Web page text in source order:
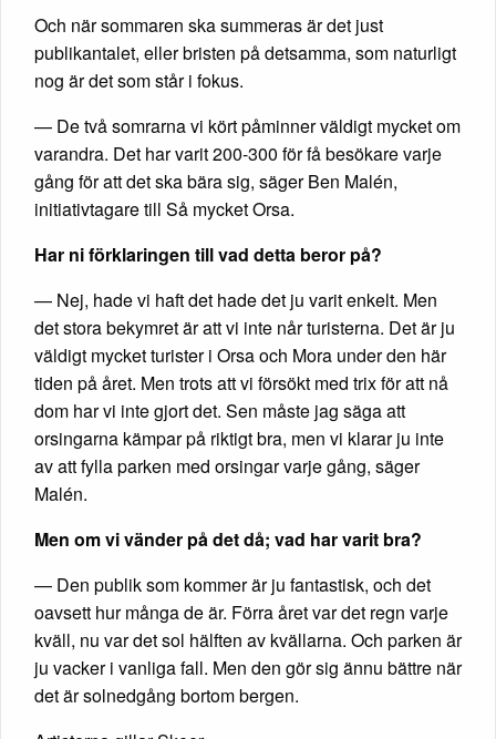
Och när sommaren ska summeras är det just
publikantalet, eller bristen på detsamma, som naturligt
nog är det som står i fokus.
— De två somrarna vi kört påminner väldigt mycket om
varandra. Det har varit 200-300 för få besökare varje
gång för att det ska bära sig, säger Ben Malén,
initiativtagare till Så mycket Orsa.
Har ni förklaringen till vad detta beror på?
— Nej, hade vi haft det hade det ju varit enkelt. Men
det stora bekymret är att vi inte når turisterna. Det är ju
väldigt mycket turister i Orsa och Mora under den här
tiden på året. Men trots att vi försökt med trix för att nå
dom har vi inte gjort det. Sen måste jag säga att
orsingarna kämpar på riktigt bra, men vi klarar ju inte
av att fylla parken med orsingar varje gång, säger
Malén.
Men om vi vänder på det då; vad har varit bra?
— Den publik som kommer är ju fantastisk, och det
oavsett hur många de är. Förra året var det regn varje
kväll, nu var det sol hälften av kvällarna. Och parken är
ju vacker i vanliga fall. Men den gör sig ännu bättre när
det är solnedgång bortom bergen.